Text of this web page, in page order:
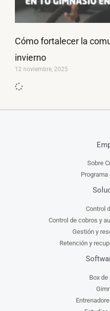
Cómo fortalecer la
invierno
12 noviembre, 2025
Sobre
Programa
Control
Control de cobros y
Gestión y
Retención y
Box